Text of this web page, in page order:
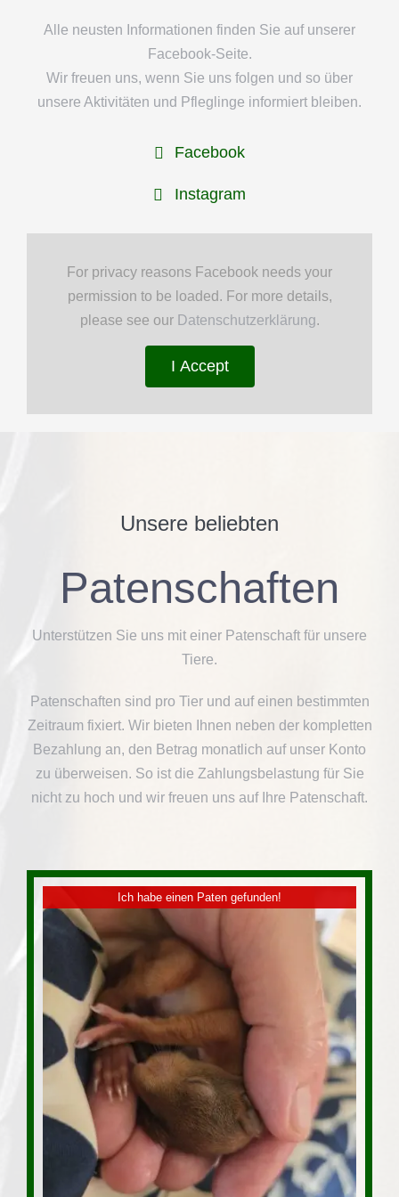
For privacy reasons Facebook needs your
permission to be loaded. For more details,
please see our Datenschutzerklärung.
I Accept
Alle neusten Informationen finden Sie auf unserer
Facebook-Seite.
Wir freuen uns, wenn Sie uns folgen und so über
unsere Aktivitäten und Pfleglinge informiert bleiben.
Facebook
Instagram
Unsere beliebten
Patenschaften
Unterstützen Sie uns mit einer Patenschaft für unsere
Tiere.
Patenschaften sind pro Tier und auf einen bestimmten
Zeitraum fixiert. Wir bieten Ihnen neben der kompletten
Bezahlung an, den Betrag monatlich auf unser Konto
zu überweisen. So ist die Zahlungsbelastung für Sie
nicht zu hoch und wir freuen uns auf Ihre Patenschaft.
Ich habe einen Paten gefunden!